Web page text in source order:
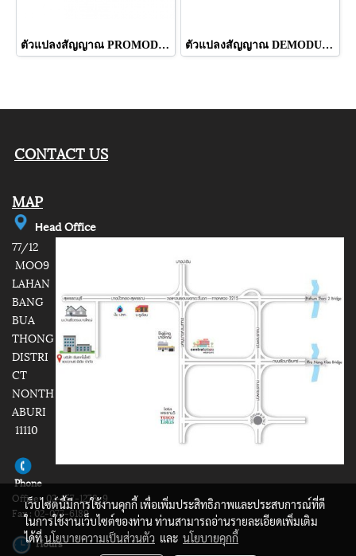
ตัวแปลงสัญญาณ PROMOD ยี่ห้อ LEOTECH (dBy) ตัวแปลงสัญญาณ DEMODULATOR ยี่ห้อ LEOTECH (dBy)
CONTACT US
MAP
Head Office
77/12
MOO9
LAHAN
BANG
BUA
THONG
DISTRI
CT
NONTH
ABURI
11110
Phone
Office : 02-157-1278-9
Fax : 02-077-6189
Hours
เว็บไซต์นี้มีการใช้งานคุกกี้ เพื่อเพิ่มประสิทธิภาพและประสบการณ์ที่ดี
ในการใช้งานเว็บไซต์ของท่าน ท่านสามารถอ่านรายละเอียดเพิ่มเติม
ได้ที่นโยบายความเป็นส่วนตัว และ นโยบายคุกกี้